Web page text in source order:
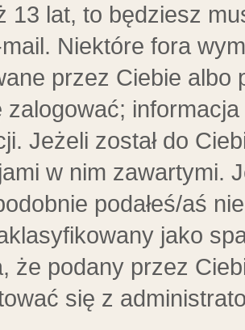
13 lat, to będziesz
Niektóre fora
przez Ciebie albo
zalogować;
Jeżeli został do
w nim zawartymi.
podałeś/aś
jako
że podany przez
się z